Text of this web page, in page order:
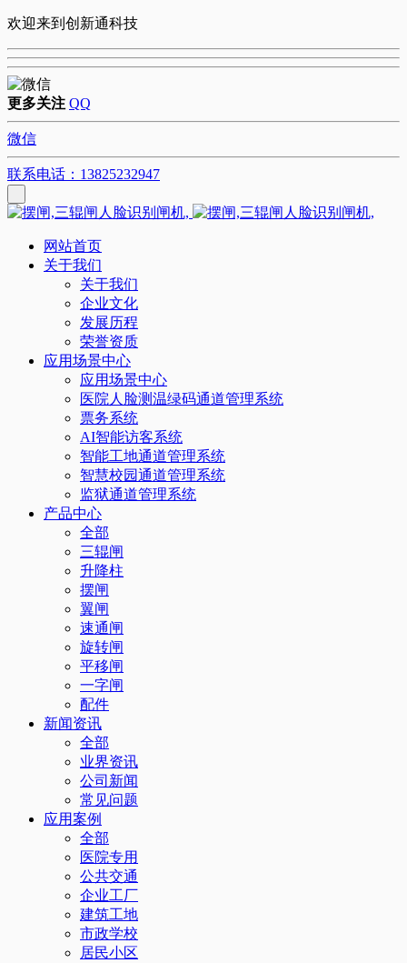
欢迎来到创新通科技
更多关注 QQ
微信
联系电话：13825232947
网站首页
关于我们
关于我们
企业文化
发展历程
荣誉资质
应用场景中心
应用场景中心
医院人脸测温绿码通道管理系统
票务系统
AI智能访客系统
智能工地通道管理系统
智慧校园通道管理系统
监狱通道管理系统
产品中心
全部
三辊闸
升降柱
摆闸
翼闸
速通闸
旋转闸
平移闸
一字闸
配件
新闻资讯
全部
业界资讯
公司新闻
常见问题
应用案例
全部
医院专用
公共交通
企业工厂
建筑工地
市政学校
居民小区